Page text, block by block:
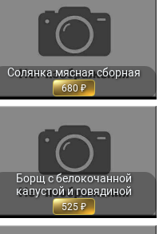
Солянка мясная сборная
680
СОЛЯНКА МЯСНАЯ СБОРНАЯ
350/50 МЛ. 680
Борщ с белокочанной
капустой и говядиной
525
БОРЩ С БЕЛОКОЧАННОЙ
И ГОВЯДИНОЙ 350 МЛ.
525